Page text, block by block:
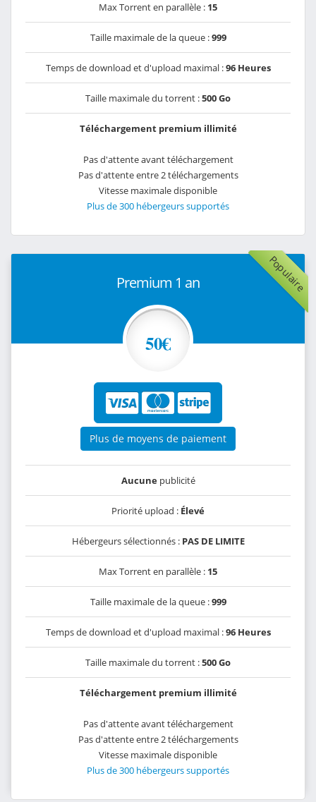
Max Torrent en parallèle : 15
Taille maximale de la queue :999
Temps de download et d'upload maximal :96 Heures
Taille maximale du torrent :500 Go
Téléchargement premium illimité
Pas d'attente avant téléchargement
Pas d'attente entre 2 téléchargements
Vitesse maximale disponible
Plus de 300 hébergeurs supportés
Populaire
Premium 1 an
50€
Plus de moyens de paiement
Aucunepublicité
Priorité upload : Élevé
Hébergeurs sélectionnés : PAS DE LIMITE
Max Torrent en parallèle : 15
Taille maximale de la queue :999
Temps de download et d'upload maximal :96 Heures
Taille maximale du torrent :500 Go
Téléchargement premium illimité
Pas d'attente avant téléchargement
Pas d'attente entre 2 téléchargements
Vitesse maximale disponible
Plus de 300 hébergeurs supportés